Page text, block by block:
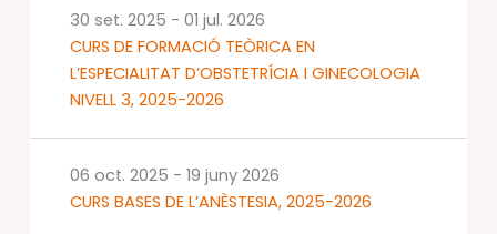
CURS DE FORMACIÓ TEÒRICA EN
L’ESPECIALITAT D’OBSTETRÍCIA I GINECOLOGIA
NIVELL 3, 2025-2026
30 set. 2025 - 01 jul. 2026
CURS BASES DE L’ANÈSTESIA, 2025-2026
06 oct. 2025 - 19 juny 2026